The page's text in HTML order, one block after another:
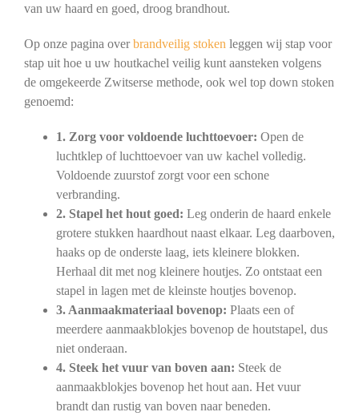
van uw haard en goed, droog brandhout.
Op onze pagina overbrandveilig stoken leggen wij stap voor
stap uit hoe u uw houtkachel veilig kunt aansteken volgens
de omgekeerde Zwitserse methode, ook wel top down stoken
genoemd:
1. Zorg voor voldoende luchttoevoer: Open de
luchtklep of luchttoevoer van uw kachel volledig.
Voldoende zuurstof zorgt voor een schone
verbranding.
2. Stapel het hout goed: Leg onderin de haard enkele
grotere stukken haardhout naast elkaar. Leg daarboven,
haaks op de onderste laag, iets kleinere blokken.
Herhaal dit met nog kleinere houtjes. Zo ontstaat een
stapel in lagen met de kleinste houtjes bovenop.
3. Aanmaakmateriaal bovenop: Plaats een of
meerdere aanmaakblokjes bovenop de houtstapel, dus
niet onderaan.
4. Steek het vuur van boven aan: Steek de
aanmaakblokjes bovenop het hout aan. Het vuur
brandt dan rustig van boven naar beneden.